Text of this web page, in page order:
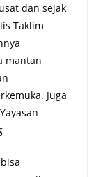
dan sejak
Taklim
mantan
Juga